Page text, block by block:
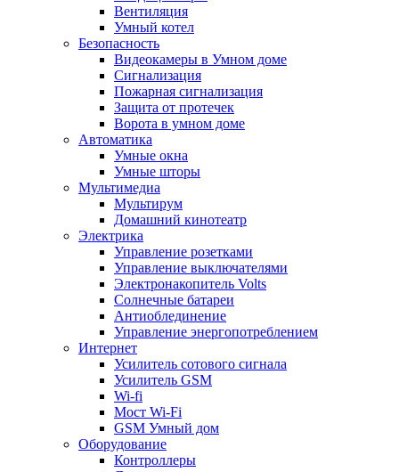
Вентиляция
Умный котел
Безопасность
Видеокамеры в Умном доме
Сигнализация
Пожарная сигнализация
Защита от протечек
Ворота в умном доме
Автоматика
Умные окна
Умные шторы
Мультимедиа
Мультирум
Домашний кинотеатр
Электрика
Управление розетками
Управление выключателями
Электронакопитель Volts
Солнечные батареи
Антиоблединение
Управление энергопотреблением
Интернет
Усилитель сотового сигнала
Усилитель GSM
Wi-fi
Мост Wi-Fi
GSM Умный дом
Оборудование
Контроллеры